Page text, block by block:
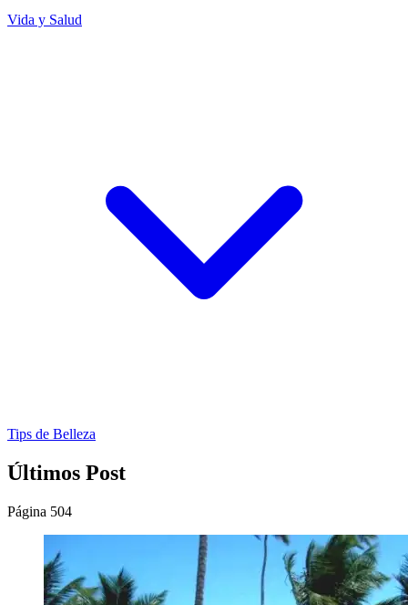
Vida y Salud
Tips de Belleza
Últimos Post
Página 504